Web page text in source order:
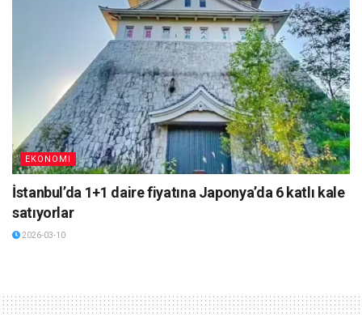
EKONOMI
İstanbul’da 1+1 daire fiyatına Japonya’da 6 katlı kale
satıyorlar
2026-03-10